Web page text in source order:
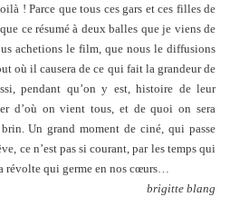
! Parce que tous ces gars et ces filles de
ce résumé à deux balles que je viens de
achetions le film, que nous le diffusions
où il causera de ce qui fait la grandeur de
pendant qu’on y est, histoire de leur
d’où on vient tous, et de quoi on sera
Un grand moment de ciné, qui passe
ce n’est pas si courant, par les temps qui
révolte qui germe en nos cœurs…
brigitte blang